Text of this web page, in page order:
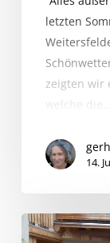
letzten
zeigten wir
welche die…
14.
Sommerkinos